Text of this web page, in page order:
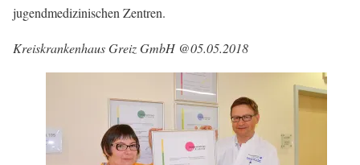
jugendmedizinischen Zentren.
Kreiskrankenhaus Greiz GmbH @05.05.2018